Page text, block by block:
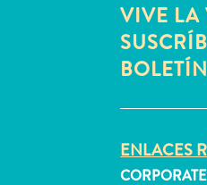
VIVE LA
BOLETÍN
ENLACES